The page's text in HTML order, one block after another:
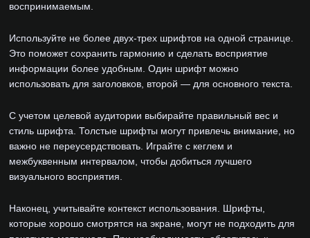
воспринимаемым.
Используйте не более двух-трех шрифтов на одной странице.
Это поможет сохранить гармонию и сделать восприятие
информации более удобным. Один шрифт можно
использовать для заголовков, второй — для основного текста.
С учетом целевой аудитории выбирайте правильный вес и
стиль шрифта. Толстые шрифты могут привлечь внимание, но
важно не переусердствовать. Играйте с кеглем и
межбуквенным интервалом, чтобы добиться лучшего
визуального восприятия.
Наконец, учитывайте контекст использования. Шрифты,
которые хорошо смотрятся на экране, могут не подходить для